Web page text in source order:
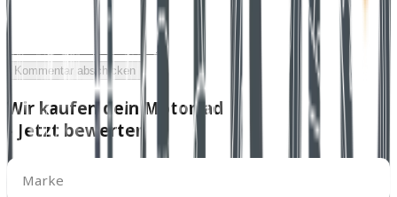
Kommentar abschicken
Wir kaufen dein Motorrad
- Jetzt bewerten
Marke
Marke